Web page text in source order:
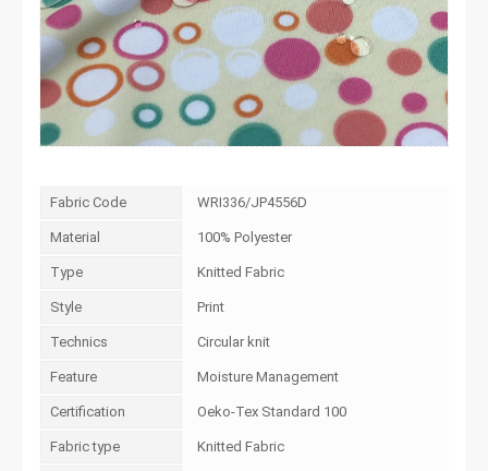
Fabric Code WRI336/JP4556D
Material 100% Polyester
Type Knitted Fabric
Style Print
Technics Circular knit
Feature Moisture Management
Certification Oeko-Tex Standard 100
Fabric type Knitted Fabric